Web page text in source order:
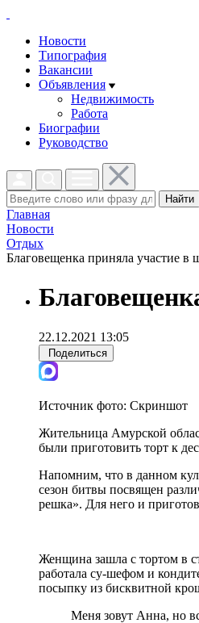
Новости
Типография
Вакансии
Объявления
Недвижимость
Работа
Биографии
Руководство
Найти
Главная
Новости
Отдых
Благовещенка приняла участие в
22.12.2021 13:05
Поделиться
Источник фото: Скриншот
Жительница Амурской
были приготовить торт к
Напомним, что в данном
сезон битвы посвящен
решка». Для него и
Женщина зашла с тортом в
работала су-шефом и
посыпку из бисквитной
Меня зовут Анна, но